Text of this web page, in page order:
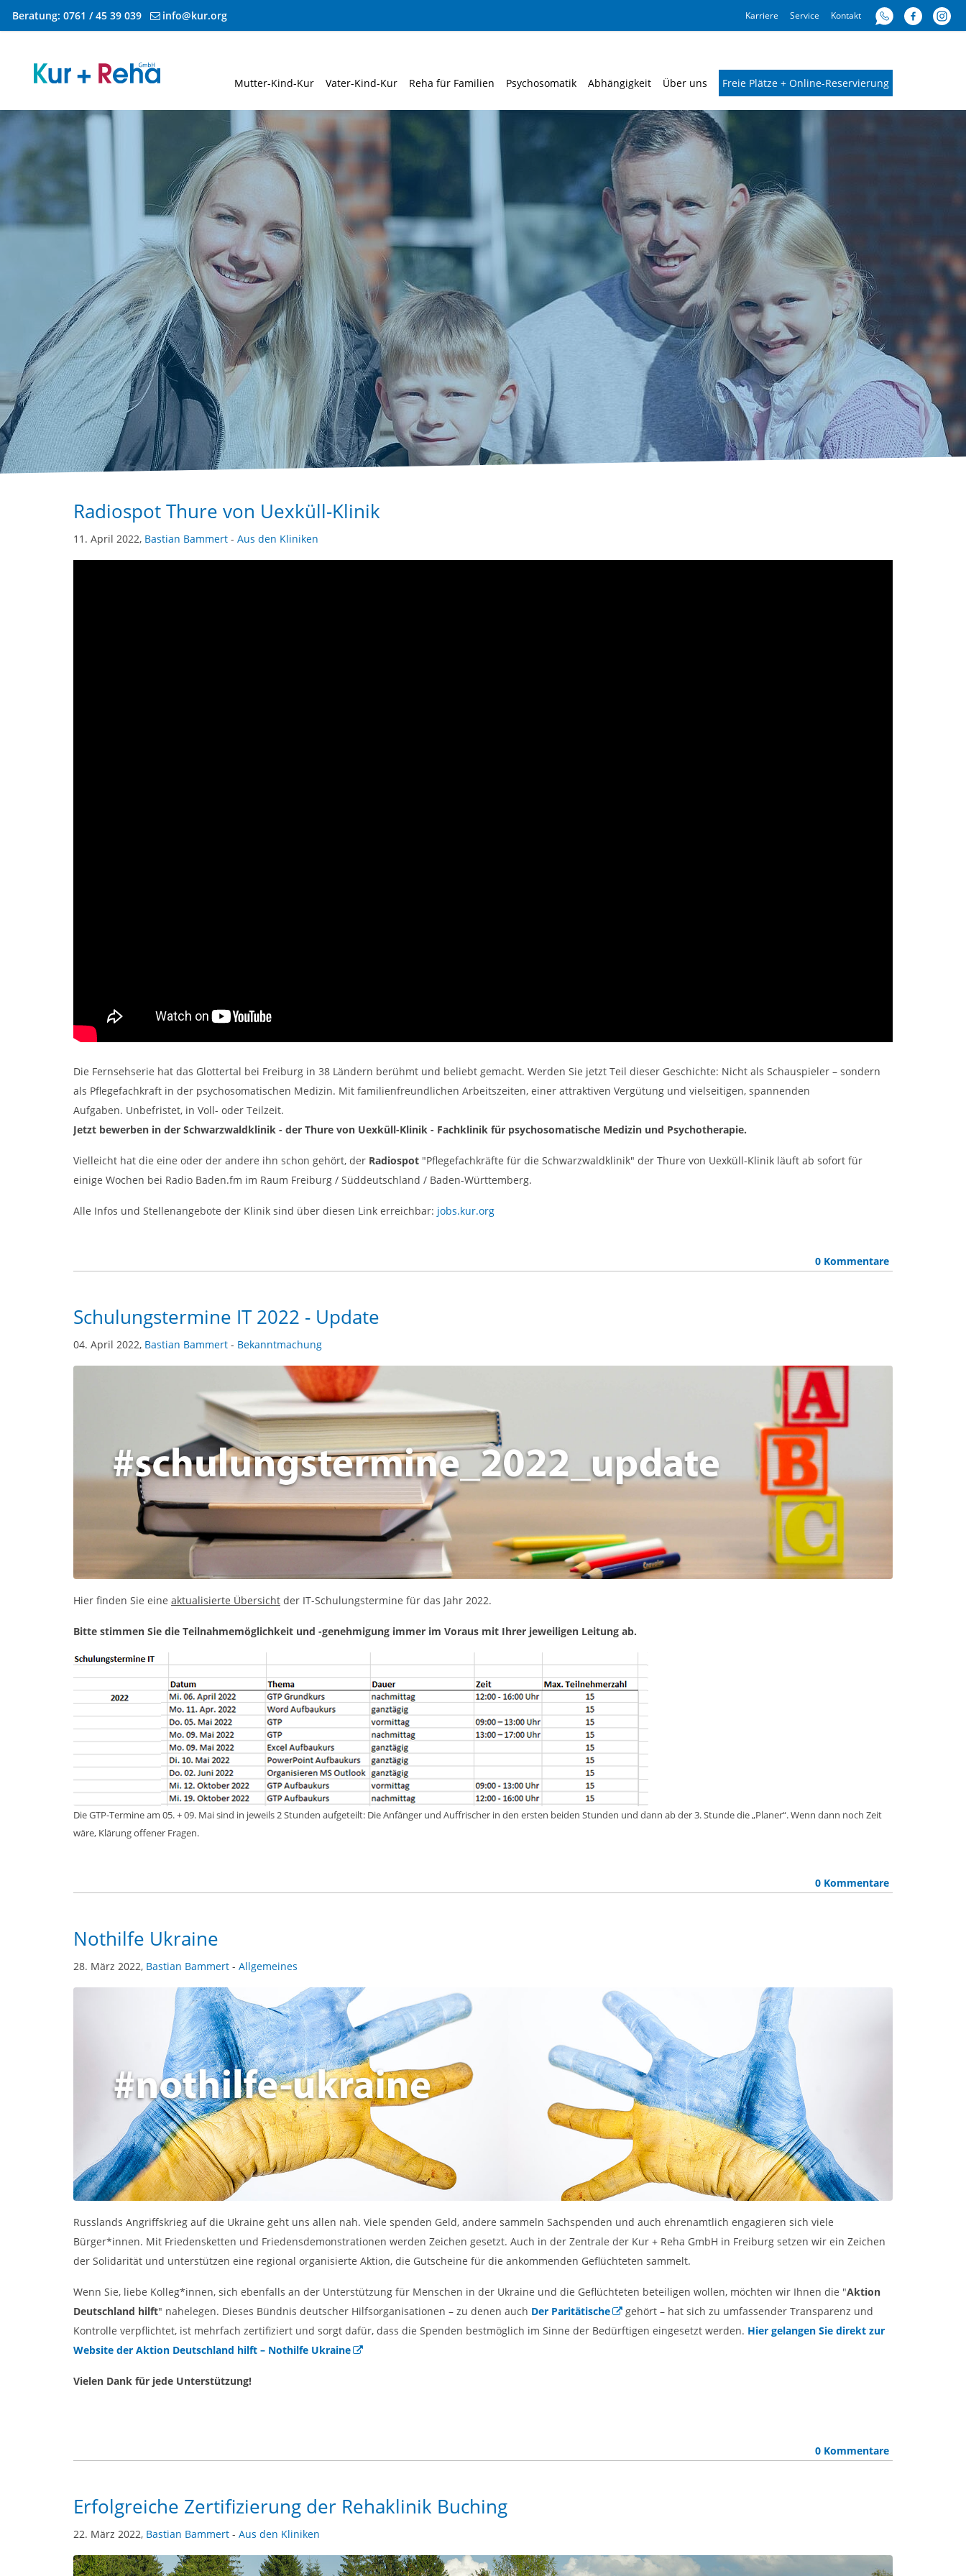
Beratung: 0761 / 45 39 039 info@kur.org Karriere Service Kontakt
Mutter-Kind-Kur Vater-Kind-Kur Reha für Familien Psychosomatik Abhängigkeit Über uns Freie Plätze + Online-Reservierung
Radiospot Thure von Uexküll-Klinik
11. April 2022, Bastian Bammert - Aus den Kliniken
Die Fernsehserie hat das Glottertal bei Freiburg in 38 Ländern berühmt und beliebt gemacht. Werden Sie jetzt Teil dieser Geschichte: Nicht als Schauspieler – sondern
als Pflegefachkraft in der psychosomatischen Medizin. Mit familienfreundlichen Arbeitszeiten, einer attraktiven Vergütung und vielseitigen, spannenden
Aufgaben. Unbefristet, in Voll- oder Teilzeit.
Jetzt bewerben in der Schwarzwaldklinik - der Thure von Uexküll-Klinik - Fachklinik für psychosomatische Medizin und Psychotherapie.
Vielleicht hat die eine oder der andere ihn schon gehört, der Radiospot "Pflegefachkräfte für die Schwarzwaldklinik" der Thure von Uexküll-Klinik läuft ab sofort für
einige Wochen bei Radio Baden.fm im Raum Freiburg / Süddeutschland / Baden-Württemberg.
Alle Infos und Stellenangebote der Klinik sind über diesen Link erreichbar: jobs.kur.org
0 Kommentare
Schulungstermine IT 2022 - Update
04. April 2022, Bastian Bammert - Bekanntmachung
Hier finden Sie eine aktualisierte Übersicht der IT-Schulungstermine für das Jahr 2022.
Bitte stimmen Sie die Teilnahmemöglichkeit und -genehmigung immer im Voraus mit Ihrer jeweiligen Leitung ab.
Die GTP-Termine am 05. + 09. Mai sind in jeweils 2 Stunden aufgeteilt: Die Anfänger und Auffrischer in den ersten beiden Stunden und dann ab der 3. Stunde die „Planer“. Wenn dann noch Zeit
wäre, Klärung offener Fragen.
0 Kommentare
Nothilfe Ukraine
28. März 2022, Bastian Bammert - Allgemeines
Russlands Angriffskrieg auf die Ukraine geht uns allen nah. Viele spenden Geld, andere sammeln Sachspenden und auch ehrenamtlich engagieren sich viele
Bürger*innen. Mit Friedensketten und Friedensdemonstrationen werden Zeichen gesetzt. Auch in der Zentrale der Kur + Reha GmbH in Freiburg setzen wir ein Zeichen
der Solidarität und unterstützen eine regional organisierte Aktion, die Gutscheine für die ankommenden Geflüchteten sammelt.
Wenn Sie, liebe Kolleg*innen, sich ebenfalls an der Unterstützung für Menschen in der Ukraine und die Geflüchteten beteiligen wollen, möchten wir Ihnen die "Aktion
Deutschland hilft" nahelegen. Dieses Bündnis deutscher Hilfsorganisationen – zu denen auch Der Paritätische
gehört – hat sich zu umfassender Transparenz und
Kontrolle verpflichtet, ist mehrfach zertifiziert und sorgt dafür, dass die Spenden bestmöglich im Sinne der Bedürftigen eingesetzt werden. Hier gelangen Sie direkt zur
Website der Aktion Deutschland hilft – Nothilfe Ukraine
Vielen Dank für jede Unterstützung!
0 Kommentare
Erfolgreiche Zertifizierung der Rehaklinik Buching
22. März 2022, Bastian Bammert - Aus den Kliniken